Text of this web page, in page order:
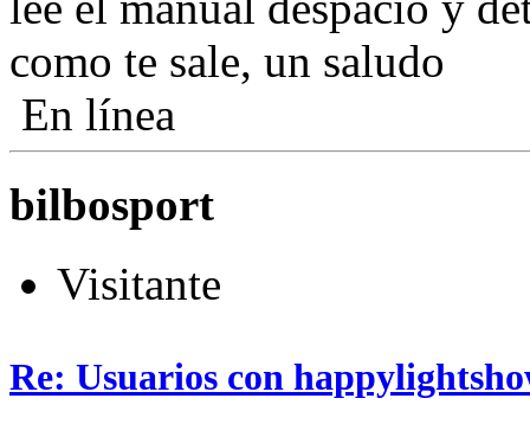
como te sale, un saludo
En línea
bilbosport
Visitante
Re: Usuarios con